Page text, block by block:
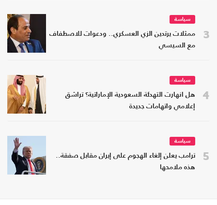
3
سياسة
ممثلات يرتدين الزي العسكري.. ودعوات للاصطفاف
مع السيسي
4
سياسة
هل انهارت التهدئة السعودية الإماراتية؟ تراشق
إعلامي واتهامات جديدة
5
سياسة
ترامب يعلن إلغاء الهجوم على إيران مقابل صفقة..
هذه ملامحها